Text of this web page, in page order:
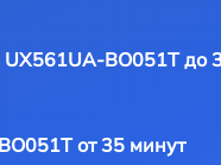
UX561UA-BO051T до
от 35 минут